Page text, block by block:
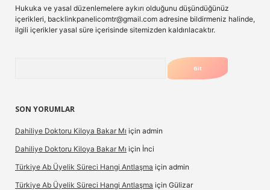
Hukuka ve yasal düzenlemelere aykırı olduğunu düşündüğünüz
içerikleri, backlinkpanelicomtr@gmail.com adresine bildirmeniz halinde,
ilgili içerikler yasal süre içerisinde sitemizden kaldırılacaktır.
SON YORUMLAR
Dahiliye Doktoru Kiloya Bakar Mı için admin
Dahiliye Doktoru Kiloya Bakar Mı için İnci
Türkiye Ab Üyelik Süreci Hangi Antlaşma için admin
Türkiye Ab Üyelik Süreci Hangi Antlaşma için Gülizar